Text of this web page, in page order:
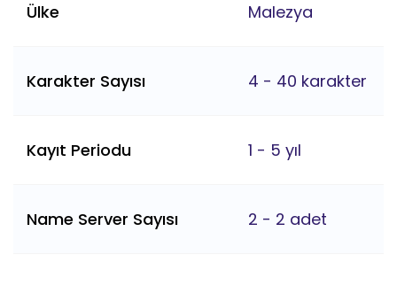
Ülke Malezya
Karakter Sayısı 4 - 40 karakter
Kayıt Periodu 1 - 5 yıl
Name Server Sayısı 2 - 2 adet